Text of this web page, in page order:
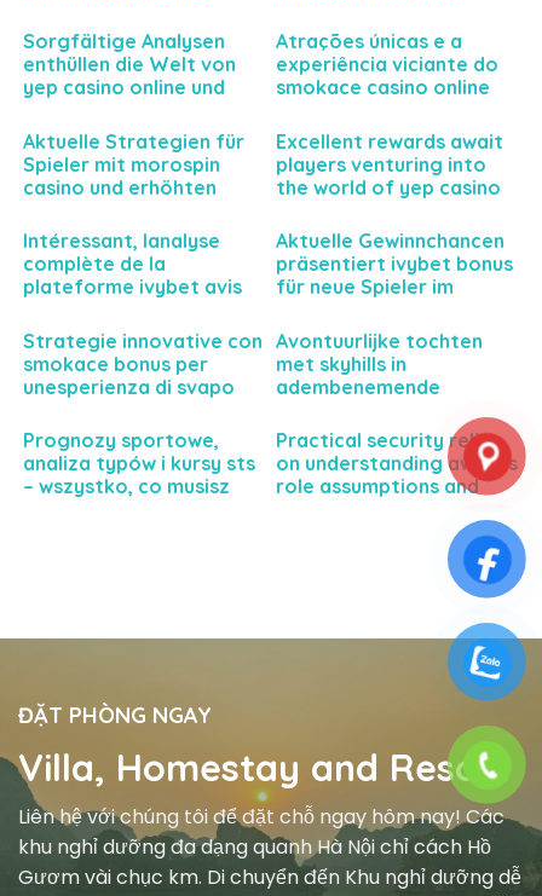
today
Sorgfältige Analysen
enthüllen die Welt von
yep casino online und
Spielerfahrung
Atrações únicas e a
experiência viciante do
smokace casino online
exigentes
Aktuelle Strategien für
Spieler mit morospin
casino und erhöhten
erwarten Sie
Excellent rewards await
players venturing into
the world of yep casino
Intéressant, lanalyse
complète de la
plateforme ivybet avis
et intelligemment
Aktuelle Gewinnchancen
präsentiert ivybet bonus
für neue Spieler im
Strategie innovative con
smokace bonus per
unesperienza di svapo
precedenti
Avontuurlijke tochten
met skyhills in
adembenemende
Prognozy sportowe,
analiza typów i kursy sts
– wszystko, co musisz
Practical security relies
on understanding aws sts
role assumptions and
ĐẶT PHÒNG NGAY
Villa, Homestay and Resort
Liên hệ với chúng tôi để đặt chỗ ngay hôm nay! Các
khu nghỉ dưỡng đa dạng quanh Hà Nội chỉ cách Hồ
Gươm vài chục km. Di chuyển đến Khu nghỉ dưỡng dễ